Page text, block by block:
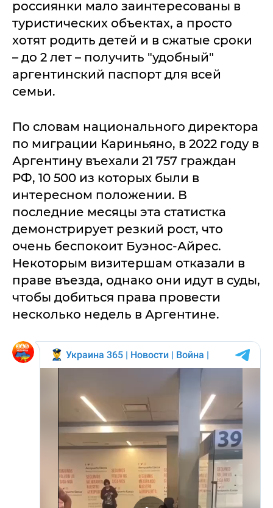
россиянки мало заинтересованы в
туристических объектах, а просто
хотят родить детей и в сжатые сроки
– до 2 лет – получить "удобный"
аргентинский паспорт для всей
семьи.
По словам национального директора
по миграции Кариньяно, в 2022 году в
Аргентину въехали 21 757 граждан
РФ, 10 500 из которых были в
интересном положении. В
последние месяцы эта статистка
демонстрирует резкий рост, что
очень беспокоит Буэнос-Айрес.
Некоторым визитершам отказали в
праве въезда, однако они идут в суды,
чтобы добиться права провести
несколько недель в Аргентине.